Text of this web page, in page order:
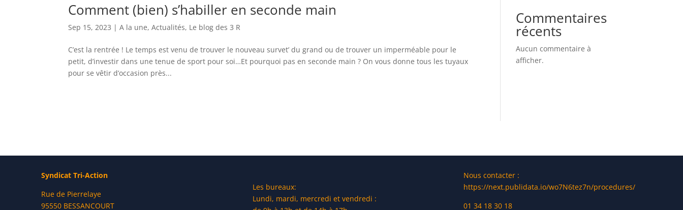
Comment (bien) s’habiller en seconde main
Sep 15, 2023 |A la une,Actualités, Le blog des 3 R
C’est la rentrée ! Le temps est venu de trouver le nouveau survet’ du grand ou de trouver un imperméable pour le
petit, d’investir dans une tenue de sport pour soi…Et pourquoi pas en seconde main ? On vous donne tous les tuyaux
pour se vêtir d’occasion près...
Commentaires
récents
Aucun commentaire à
afficher.
Syndicat Tri-Action
Rue de Pierrelaye
95550 BESSANCOURT
Les bureaux:
Lundi, mardi, mercredi et vendredi :
Nous contacter :
https://next.publidata.io/wo7N6tez7n/procedures/
01 34 18 30 18